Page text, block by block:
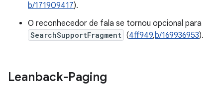
b/171909417).
O reconhecedor de fala se tornou opcional para
SearchSupportFragment (4ff949,b/169936953).
Leanback-Paging